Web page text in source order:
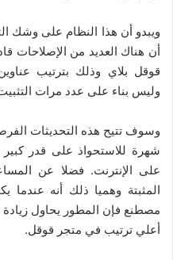
ويبدو أن هذا النظام على وشك
أن هناك العديد من الإصلاحات
قوقل بلاي وذلك بترتيب
وليس بناء على عدد مرات
وسوف تتيح هذه التحديثات
شهرة للاستحواذ على قدر كبير
على الإنترنت. فضلا عن
المثبتة وهميا ذلك أنه
مصطنع فإن المطور يحاول
أعلي ترتيب في متجر قوقل.